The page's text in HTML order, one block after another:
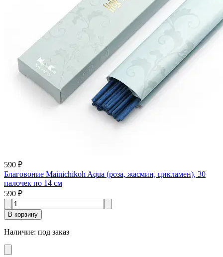
590 ₽
Благовоние Mainichikoh Aqua (роза, жасмин, цикламен), 30
палочек по 14 см
590 ₽
В корзину
Наличие: под заказ